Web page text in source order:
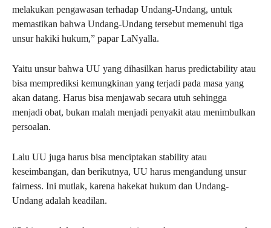
melakukan pengawasan terhadap Undang-Undang, untuk
memastikan bahwa Undang-Undang tersebut memenuhi tiga
unsur hakiki hukum,” papar LaNyalla.
Yaitu unsur bahwa UU yang dihasilkan harus predictability atau
bisa memprediksi kemungkinan yang terjadi pada masa yang
akan datang. Harus bisa menjawab secara utuh sehingga
menjadi obat, bukan malah menjadi penyakit atau menimbulkan
persoalan.
Lalu UU juga harus bisa menciptakan stability atau
keseimbangan, dan berikutnya, UU harus mengandung unsur
fairness. Ini mutlak, karena hakekat hukum dan Undang-
Undang adalah keadilan.